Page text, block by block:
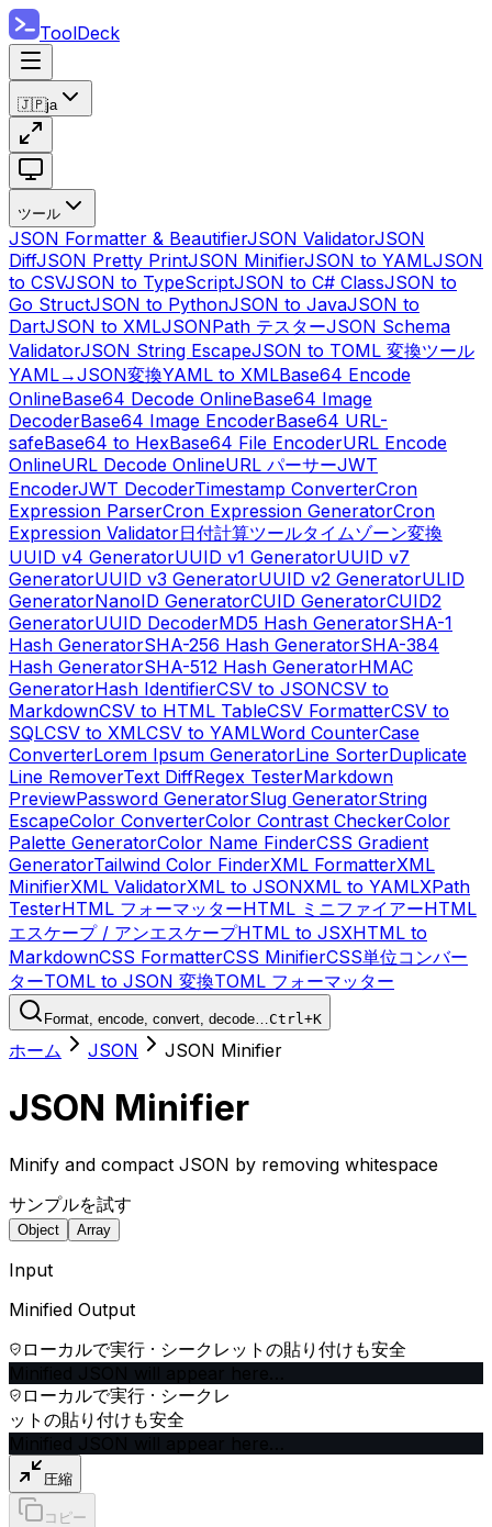
ToolDeck
🇯🇵ja
ツール
JSON Formatter & BeautifierJSON ValidatorJSON
DiffJSON Pretty PrintJSON MinifierJSON to YAMLJSON
to CSVJSON to TypeScriptJSON to C# ClassJSON to
Go StructJSON to PythonJSON to JavaJSON to
DartJSON to XMLJSONPath テスターJSON Schema
ValidatorJSON String EscapeJSON to TOML 変換ツール
YAML→JSON変換YAML to XMLBase64 Encode
OnlineBase64 Decode OnlineBase64 Image
DecoderBase64 Image EncoderBase64 URL-
safeBase64 to HexBase64 File EncoderURL Encode
OnlineURL Decode OnlineURL パーサーJWT
EncoderJWT DecoderTimestamp ConverterCron
Expression ParserCron Expression GeneratorCron
Expression Validator日付計算ツールタイムゾーン変換
UUID v4 GeneratorUUID v1 GeneratorUUID v7
GeneratorUUID v3 GeneratorUUID v2 GeneratorULID
GeneratorNanoID GeneratorCUID GeneratorCUID2
GeneratorUUID DecoderMD5 Hash GeneratorSHA-1
Hash GeneratorSHA-256 Hash GeneratorSHA-384
Hash GeneratorSHA-512 Hash GeneratorHMAC
GeneratorHash IdentifierCSV to JSONCSV to
MarkdownCSV to HTML TableCSV FormatterCSV to
SQLCSV to XMLCSV to YAMLWord CounterCase
ConverterLorem Ipsum GeneratorLine SorterDuplicate
Line RemoverText DiffRegex TesterMarkdown
PreviewPassword GeneratorSlug GeneratorString
EscapeColor ConverterColor Contrast CheckerColor
Palette GeneratorColor Name FinderCSS Gradient
GeneratorTailwind Color FinderXML FormatterXML
MinifierXML ValidatorXML to JSONXML to YAMLXPath
TesterHTML フォーマッターHTML ミニファイアーHTML
エスケープ / アンエスケープHTML to JSXHTML to
MarkdownCSS FormatterCSS MinifierCSS単位コンバー
ターTOML to JSON 変換TOML フォーマッター
Format, encode, convert, decode…Ctrl+K
ホーム JSON JSON Minifier
JSON Minifier
Minify and compact JSON by removing whitespace
サンプルを試す
Object Array
Input
Minified Output
ローカルで実行 · シークレットの貼り付けも安全
ローカルで実行 · シークレ
ットの貼り付けも安全
圧縮
コピー